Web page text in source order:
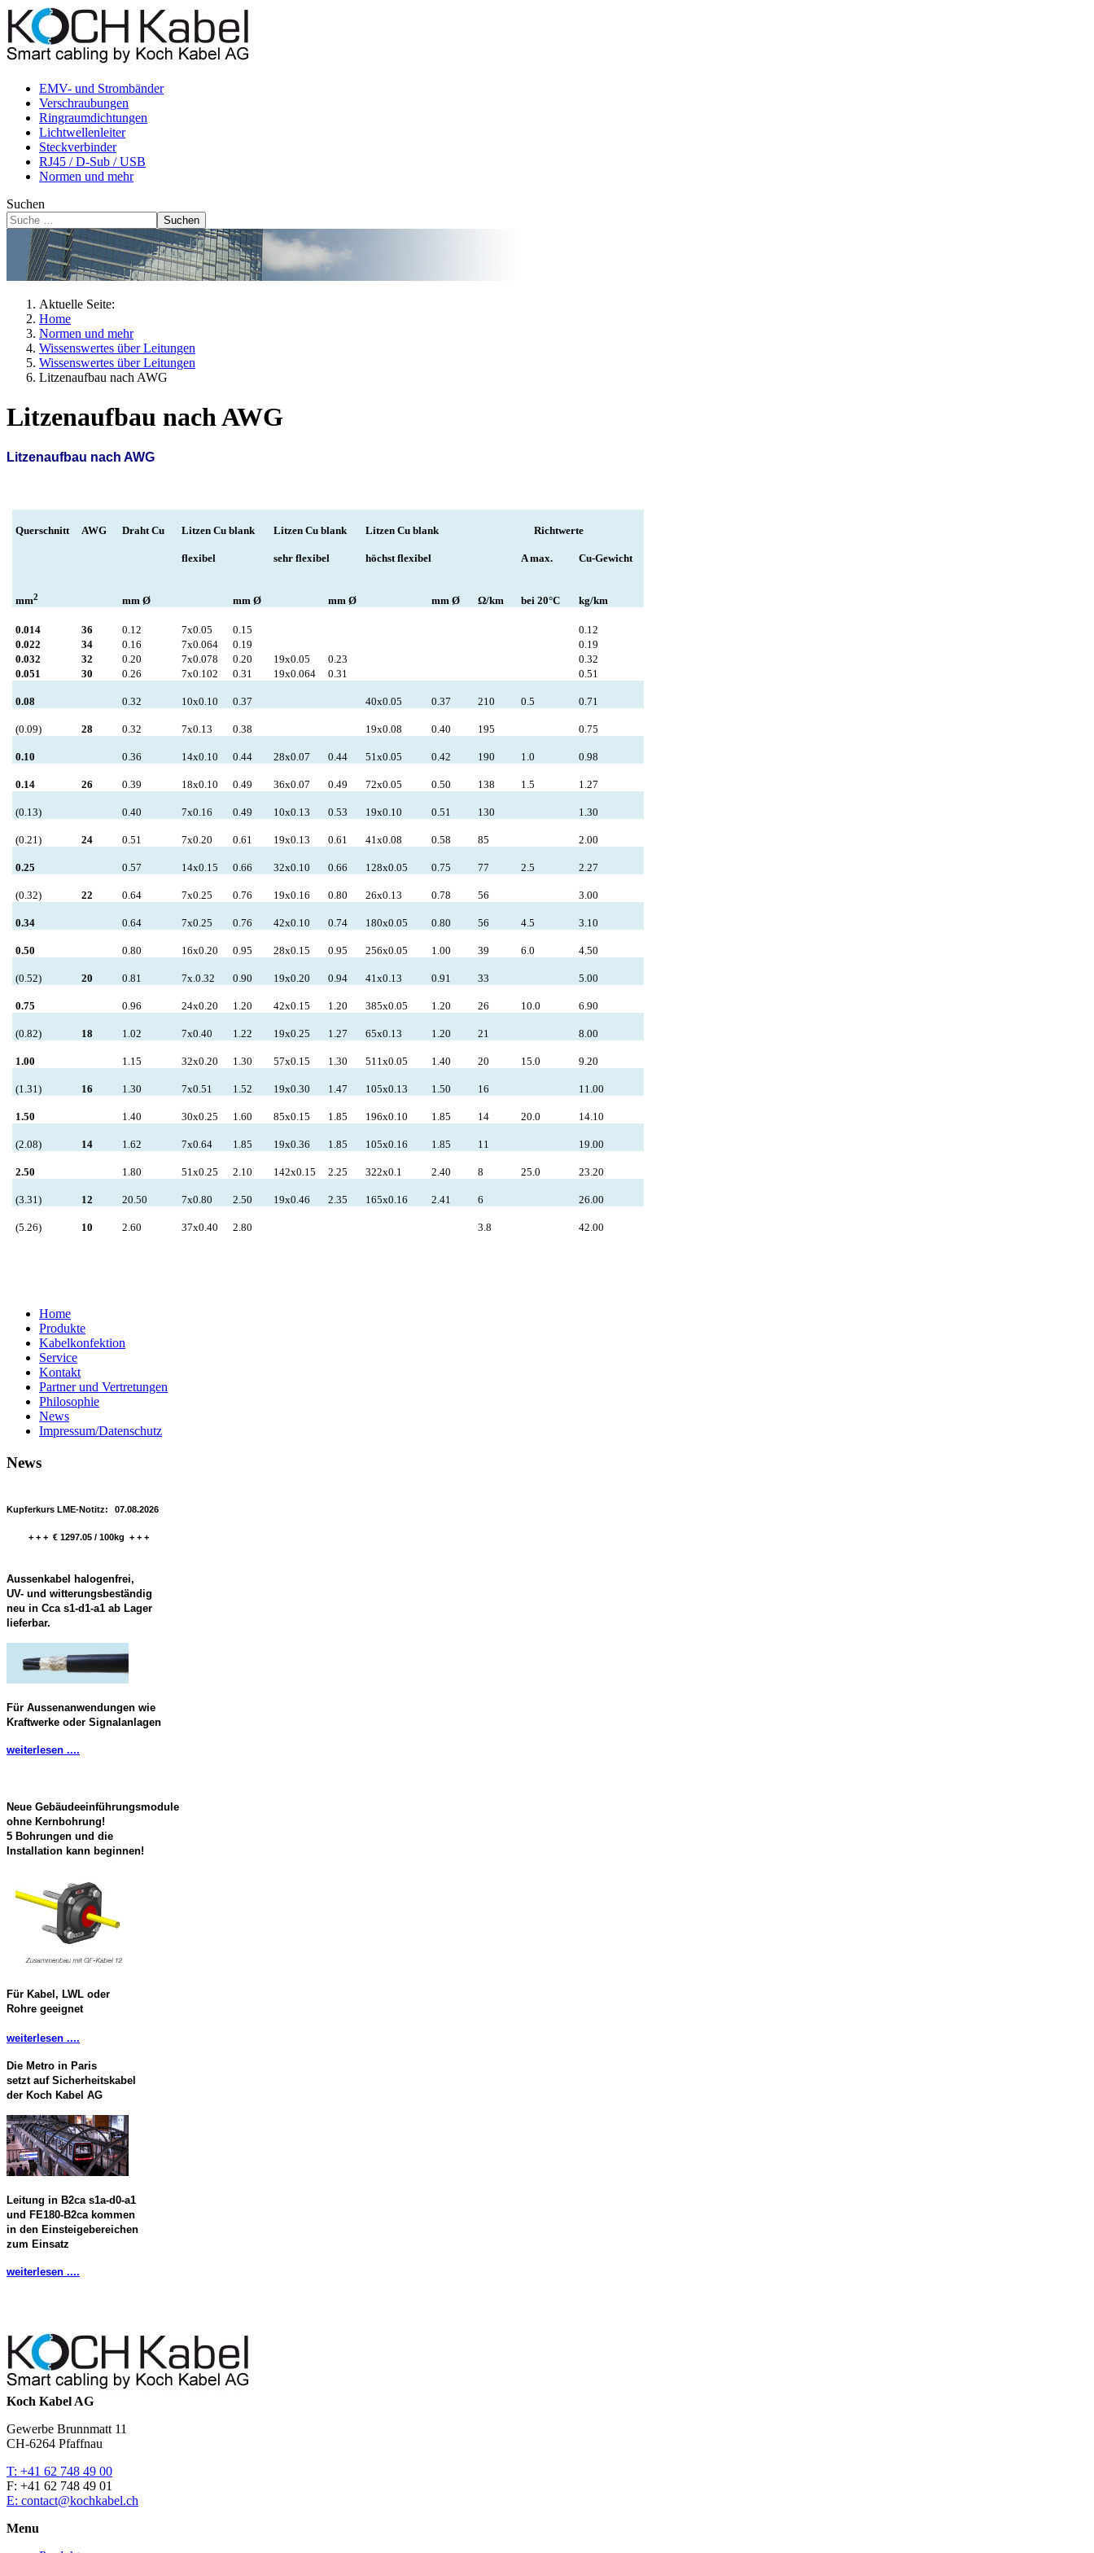
EMV- und Strombänder
Verschraubungen
Ringraumdichtungen
Lichtwellenleiter
Steckverbinder
RJ45 / D-Sub / USB
Normen und mehr
Suchen
Suchen
Aktuelle Seite:
Home
Normen und mehr
Wissenswertes über Leitungen
Wissenswertes über Leitungen
Litzenaufbau nach AWG
Litzenaufbau nach AWG
Litzenaufbau nach AWG
Querschnitt AWG Draht Cu Litzen Cu blank Litzen Cu blank Litzen Cu blank Richtwerte
flexibel sehr flexibel höchst flexibel A max. Cu-Gewicht
mm2 mm Ø mm Ø mm Ø mm Ø Ω/km bei 20°C kg/km
0.014 36 0.12 7x0.05 0.15
0.12
0.022
34 0.16 7x0.064 0.19
0.19
0.032
32 0.20 7x0.078 0.20 19x0.05 0.23
0.32
0.051
30 0.26 7x0.102 0.31 19x0.064 0.31 0.51
0.08 0.32 10x0.10 0.37 40x0.05 0.37 210 0.5 0.71
(0.09) 28 0.32 7x0.13 0.38 19x0.08 0.40 195 0.75
0.10 0.36 14x0.10 0.44 28x0.07 0.44 51x0.05 0.42 190 1.0 0.98
0.14 26 0.39 18x0.10 0.49 36x0.07 0.49 72x0.05 0.50 138 1.5 1.27
(0.13) 0.40 7x0.16 0.49 10x0.13 0.53 19x0.10 0.51 130 1.30
(0.21) 24 0.51 7x0.20 0.61 19x0.13 0.61 41x0.08 0.58 85 2.00
0.25 0.57 14x0.15 0.66 32x0.10 0.66 128x0.05 0.75 77 2.5 2.27
(0.32) 22 0.64 7x0.25 0.76 19x0.16 0.80 26x0.13 0.78 56 3.00
0.34 0.64 7x0.25 0.76 42x0.10 0.74 180x0.05 0.80 56 4.5 3.10
0.50 0.80 16x0.20 0.95 28x0.15 0.95 256x0.05 1.00 39 6.0 4.50
(0.52) 20 0.81 7x.0.32 0.90 19x0.20 0.94 41x0.13 0.91 33 5.00
0.75 0.96 24x0.20 1.20 42x0.15 1.20 385x0.05 1.20 26 10.0 6.90
(0.82) 18 1.02 7x0.40 1.22 19x0.25 1.27 65x0.13 1.20 21 8.00
1.00 1.15 32x0.20 1.30 57x0.15 1.30 511x0.05 1.40 20 15.0 9.20
(1.31) 16 1.30 7x0.51 1.52 19x0.30 1.47 105x0.13 1.50 16 11.00
1.50 1.40 30x0.25 1.60 85x0.15 1.85 196x0.10 1.85 14 20.0 14.10
(2.08) 14 1.62 7x0.64 1.85 19x0.36 1.85 105x0.16 1.85 11 19.00
2.50 1.80 51x0.25 2.10 142x0.15 2.25 322x0.1 2.40 8 25.0 23.20
(3.31) 12 20.50 7x0.80 2.50 19x0.46 2.35 165x0.16 2.41 6 26.00
(5.26) 10 2.60 37x0.40 2.80 3.8 42.00
Home
Produkte
Kabelkonfektion
Service
Kontakt
Partner und Vertretungen
Philosophie
News
Impressum/Datenschutz
News
Kupferkurs LME-Notitz: 07.08.2026
+ + + € 1297.05 / 100kg + + +
Aussenkabel halogenfrei,
UV- und witterungsbeständig
neu in Cca s1-d1-a1 ab Lager
lieferbar.
Für Aussenanwendungen wie
Kraftwerke oder Signalanlagen
weiterlesen ....
Neue Gebäudeeinführungsmodule
ohne Kernbohrung!
5 Bohrungen und die
Installation kann beginnen!
Für Kabel, LWL oder
Rohre geeignet
weiterlesen ....
Die Metro in Paris
setzt auf Sicherheitskabel
der Koch Kabel AG
Leitung in B2ca s1a-d0-a1
und FE180-B2ca kommen
in den Einsteigebereichen
zum Einsatz
weiterlesen ....
Koch Kabel AG
Gewerbe Brunnmatt 11
CH-6264 Pfaffnau
T: +41 62 748 49 00
F: +41 62 748 49 01
E: contact@kochkabel.ch
Menu